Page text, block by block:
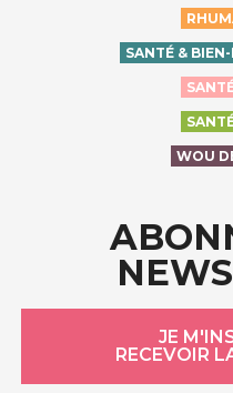
SANTÉ &
WOU
JE
RECEVOIR